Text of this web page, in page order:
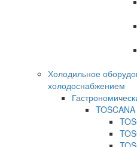
Холодильное
холодоснабжением